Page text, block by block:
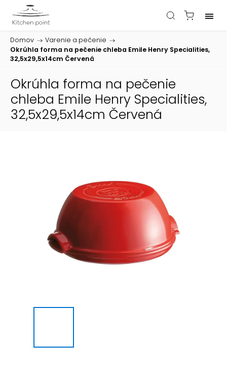
Domov / Varenie a pečenie /
Okrúhla forma na pečenie chleba Emile Henry Specialities,
32,5x29,5x14cm Červená
Okrúhla forma na pečenie
chleba Emile Henry Specialities,
32,5x29,5x14cm Červená